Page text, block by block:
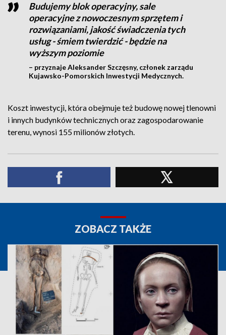
Budujemy blok operacyjny, sale
operacyjne z nowoczesnym sprzętem i
rozwiązaniami, jakość świadczenia tych
usług - śmiem twierdzić - będzie na
wyższym poziomie
– przyznaje Aleksander Szczęsny, członek zarządu
Kujawsko-Pomorskich Inwestycji Medycznych.
Koszt inwestycji, która obejmuje też budowę nowej tlenowni
i innych budynków technicznych oraz zagospodarowanie
terenu, wynosi 155 milionów złotych.
ZOBACZ TAKŻE